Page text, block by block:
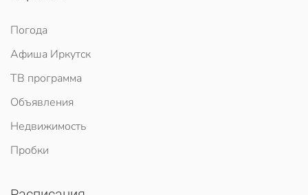
Погода
Афиша Иркутск
ТВ программа
Объявления
Недвижимость
Пробки